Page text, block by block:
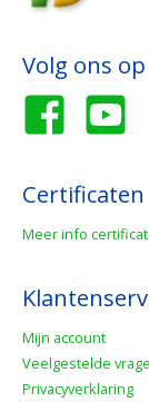
Volg ons
Certificaten
Meer info
Mijn account
Veelgestelde
Privacyverklaring